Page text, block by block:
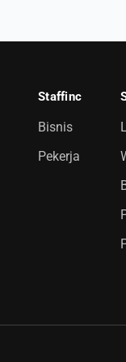
Staffinc
Bisnis
Pekerja